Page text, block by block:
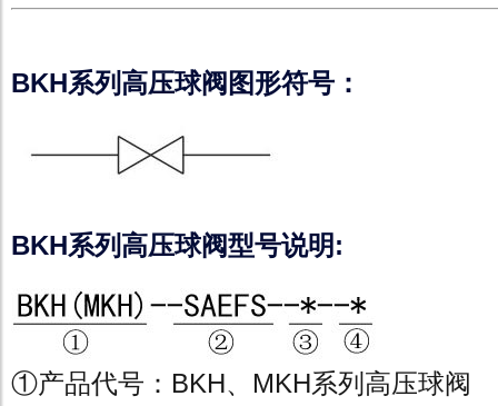
BKH系列高压球阀图形符号：
BKH系列高压球阀型号说明:
①产品代号：BKH、MKH系列高压球阀